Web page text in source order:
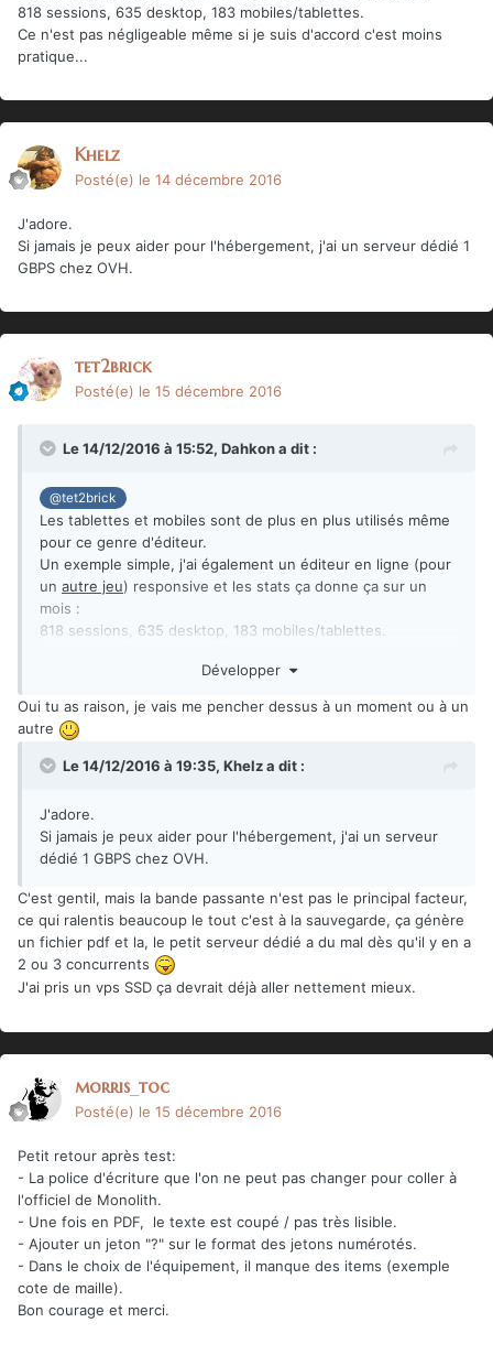
818 sessions, 635 desktop, 183 mobiles/tablettes.
Ce n'est pas négligeable même si je suis d'accord c'est moins
pratique...
Khelz
Posté(e) le 14 décembre 2016
J'adore.
Si jamais je peux aider pour l'hébergement, j'ai un serveur dédié 1
GBPS chez OVH.
tet2brick
Posté(e) le 15 décembre 2016
Le 14/12/2016 à 15:52, Dahkona dit :
@tet2brick
Les tablettes et mobiles sont de plus en plus utilisés même
pour ce genre d'éditeur.
Un exemple simple, j'ai également un éditeur en ligne (pour
un autre jeu) responsive et les stats ça donne ça sur un
mois :
818 sessions, 635 desktop, 183 mobiles/tablettes.
Développer
Oui tu as raison, je vais me pencher dessus à un moment ou à un
autre
Le 14/12/2016 à 19:35, Khelza dit :
J'adore.
Si jamais je peux aider pour l'hébergement, j'ai un serveur
dédié 1 GBPS chez OVH.
C'est gentil, mais la bande passante n'est pas le principal facteur,
ce qui ralentis beaucoup le tout c'est à la sauvegarde, ça génère
un fichier pdf et la, le petit serveur dédié a du mal dès qu'il y en a
2 ou 3 concurrents
J'ai pris un vps SSD ça devrait déjà aller nettement mieux.
morris_toc
Posté(e) le 15 décembre 2016
Petit retour après test:
- La police d'écriture que l'on ne peut pas changer pour coller à
l'officiel de Monolith.
- Une fois en PDF, le texte est coupé / pas très lisible.
- Ajouter un jeton "?" sur le format des jetons numérotés.
- Dans le choix de l'équipement, il manque des items (exemple
cote de maille).
Bon courage et merci.